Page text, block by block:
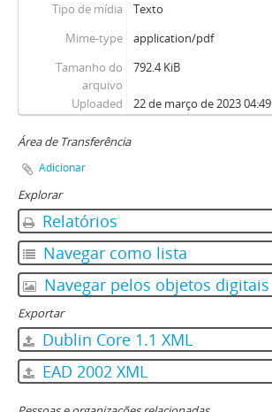
Tipo de mídia
Texto
Mime-type
application/pdf
Tamanho do
arquivo
792.4 KiB
Uploaded 22 de março de 2023 04:49
Área de Transferência
Adicionar
Explorar
Relatórios
Navegar como lista
Navegar pelos objetos digitais
Exportar
Dublin Core 1.1 XML
EAD 2002 XML